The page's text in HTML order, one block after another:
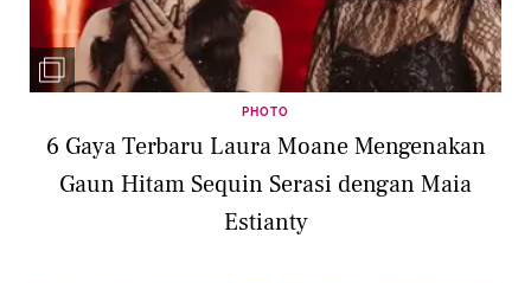
PHOTO
6 Gaya Terbaru Laura Moane Mengenakan
Gaun Hitam Sequin Serasi dengan Maia
Estianty